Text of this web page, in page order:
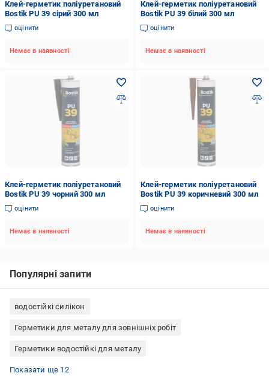
Клей-герметик поліуретановий
Bostik PU 39 сірий 300 мл
оцінити
Немає в наявності
Клей-герметик поліуретановий
Bostik PU 39 білий 300 мл
оцінити
Немає в наявності
Клей-герметик поліуретановий
Bostik PU 39 чорний 300 мл
оцінити
Немає в наявності
Клей-герметик поліуретановий
Bostik PU 39 коричневий 300 мл
оцінити
Немає в наявності
Популярні запити
водостійкі силікон
Герметики для металу для зовнішніх робіт
Герметики водостійкі для металу
Герметики силіконові прозорі санітарні
Герметики силіконові для металу
Акрил для зовнішніх робіт
Герметики акрилові 600 мл
Герметики чорні вогнестійкий
Герметики акрилові Lacrysil
Герметики для ванної кімнати санітарний
Герметики силіконові для басейну
Герметики акрилові Ceresit
Герметики прозорі для пластику
Герметики силіконові для плитки
Герметики силіконові 600 мл
Показати ще 12